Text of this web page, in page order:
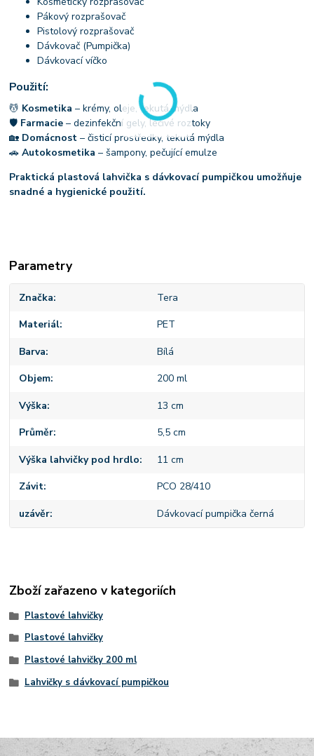
Pákový rozprašovač
Pistolový rozprašovač
Dávkovač (Pumpička)
Dávkovací víčko
Použití:
💆 Kosmetika – krémy, oleje, tekutá mýdla
🛡 Farmacie – dezinfekční gely, léčivé roztoky
🏡 Domácnost – čisticí prostředky, tekutá mýdla
🚗Autokosmetika – šampony, pečující emulze
Praktická plastová lahvička s dávkovací pumpičkou umožňuje
snadné a hygienické použití.
Parametry
Značka Tera
Materiál PET
Barva Bílá
Objem 200 ml
Výška 13 cm
Průměr 5,5 cm
Výška lahvičky pod hrdlo 11 cm
Závit PCO 28/410
uzávěr Dávkovací pumpička černá
Zboží zařazeno v kategoriích
Plastové lahvičky
Plastové lahvičky
Plastové lahvičky 200 ml
Lahvičky s dávkovací pumpičkou